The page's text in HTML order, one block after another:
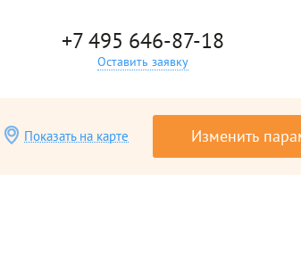
+7 495 646-87-18
Оставить заявку
Изменить
Показать на карте